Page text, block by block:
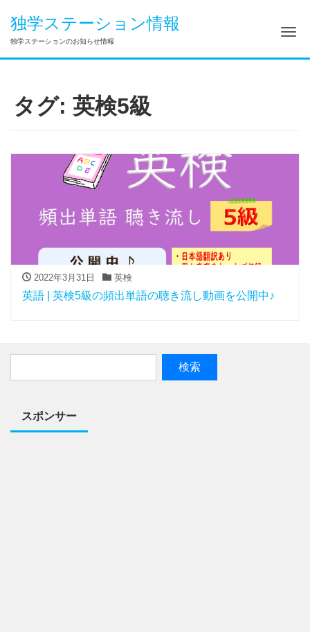
独学ステーション情報
独学ステーションのお知らせ情報
ナ
タグ: 英検5級
2022年3月31日 英検
英語 | 英検5級の頻出単語の聴き流し動画を公開中♪
スポンサー